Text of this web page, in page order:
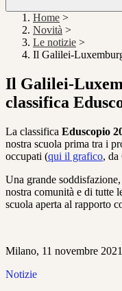
Home >
Novità >
Le notizie >
Il Galilei-
Il Galilei-
classifica
La classifica Eduscopio
nostra scuola prima tra i
occupati (qui il grafico, da
Una grande
nostra comunità e di tutte
scuola aperta al rapporto
Milano, 11 novembre 2021
Notizie